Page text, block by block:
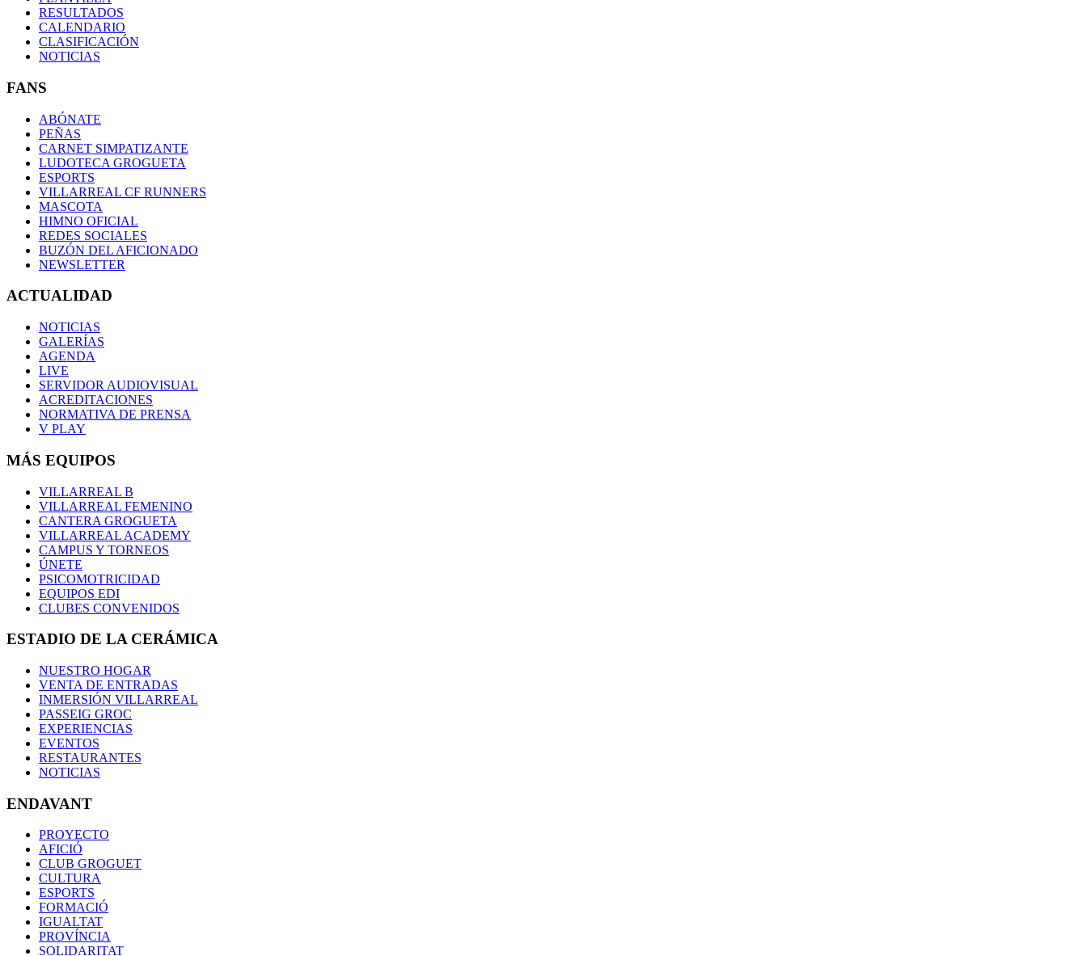
RESULTADOS
CALENDARIO
CLASIFICACIÓN
NOTICIAS
FANS
ABÓNATE
PEÑAS
CARNET SIMPATIZANTE
LUDOTECA GROGUETA
ESPORTS
VILLARREAL CF RUNNERS
MASCOTA
HIMNO OFICIAL
REDES SOCIALES
BUZÓN DEL AFICIONADO
NEWSLETTER
ACTUALIDAD
NOTICIAS
GALERÍAS
AGENDA
LIVE
SERVIDOR AUDIOVISUAL
ACREDITACIONES
NORMATIVA DE PRENSA
V PLAY
MÁS EQUIPOS
VILLARREAL B
VILLARREAL FEMENINO
CANTERA GROGUETA
VILLARREAL ACADEMY
CAMPUS Y TORNEOS
ÚNETE
PSICOMOTRICIDAD
EQUIPOS EDI
CLUBES CONVENIDOS
ESTADIO DE LA CERÁMICA
NUESTRO HOGAR
VENTA DE ENTRADAS
INMERSIÓN VILLARREAL
PASSEIG GROC
EXPERIENCIAS
EVENTOS
RESTAURANTES
NOTICIAS
ENDAVANT
PROYECTO
AFICIÓ
CLUB GROGUET
CULTURA
ESPORTS
FORMACIÓ
IGUALTAT
PROVÍNCIA
SOLIDARITAT